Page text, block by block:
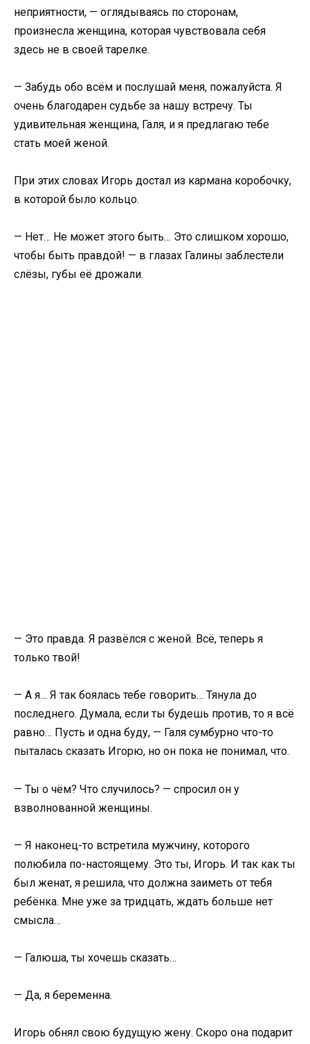
неприятности, — оглядываясь по сторонам,
произнесла женщина, которая чувствовала себя
здесь не в своей тарелке.
— Забудь обо всём и послушай меня, пожалуйста. Я
очень благодарен судьбе за нашу встречу. Ты
удивительная женщина, Галя, и я предлагаю тебе
стать моей женой.
При этих словах Игорь достал из кармана коробочку,
в которой было кольцо.
— Нет… Не может этого быть… Это слишком хорошо,
чтобы быть правдой! — в глазах Галины заблестели
слёзы, губы её дрожали.
— Это правда. Я развёлся с женой. Всё, теперь я
только твой!
— А я… Я так боялась тебе говорить… Тянула до
последнего. Думала, если ты будешь против, то я всё
равно… Пусть и одна буду, — Галя сумбурно что-то
пыталась сказать Игорю, но он пока не понимал, что.
— Ты о чём? Что случилось? — спросил он у
взволнованной женщины.
— Я наконец-то встретила мужчину, которого
полюбила по-настоящему. Это ты, Игорь. И так как ты
был женат, я решила, что должна заиметь от тебя
ребёнка. Мне уже за тридцать, ждать больше нет
смысла…
— Галюша, ты хочешь сказать…
— Да, я беременна.
Игорь обнял свою будущую жену. Скоро она подарит